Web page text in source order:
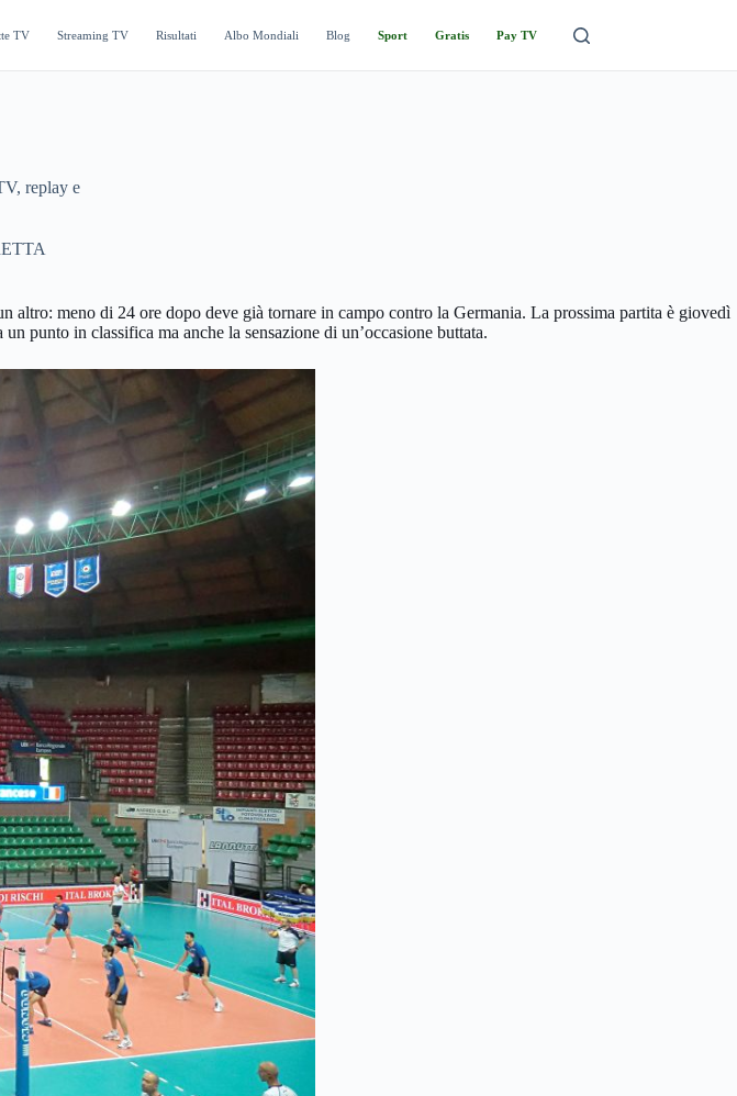
TV Streaming TV Risultati Albo Mondiali Blog Sport Gratis Pay TV
replay e
meno di 24 ore dopo deve già tornare in campo contro la Germania. La prossima partita è giovedì
in classifica ma anche la sensazione di un’occasione buttata.